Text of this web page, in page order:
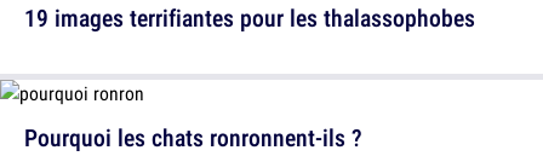
19 images terrifiantes pour les thalassophobes
Pourquoi les chats ronronnent-ils ?